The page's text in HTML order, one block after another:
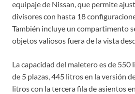
equipaje de Nissan, que permite
divisores con hasta 18
También incluye un compartimento
objetos valiosos fuera de la vista
La capacidad del maletero es de 550
de 5 plazas, 445 litros en la versión
litros con la tercera fila de asientos